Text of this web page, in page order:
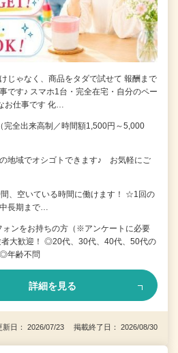
じゃなく、商品をタダで試せて 報酬まで
です♪ スマホ1台・完全在宅・自分のペー
お仕事です 化…
完全出来高制／時間額1,500円～5,000
地域でオシゴトできます♪ お気軽にご
、空いている時間に働けます！ ☆1回の
長期まで…
ンをお持ちの方（※アンケートに必要
大歓迎！ ◎20代、30代、40代、50代の
年齢不問
詳細を見る
新日： 2026/07/23 掲載終了日： 2026/08/30